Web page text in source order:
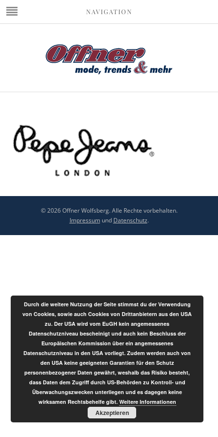
NAVIGATION
© 2026 Offner Wolfsberg. Alle Rechte vorbehalten.
Impressumund Datenschutz.
Durch die weitere Nutzung der Seite stimmst du der Verwendung
von Cookies, sowie auch Cookies von Drittanbietern aus den USA
zu. Der USA wird vom EuGH kein angemessenes
Datenschutzniveau bescheinigt und auch kein Beschluss der
Europäischen Kommission über ein angemessenes
Datenschutzniveau in den USA vorliegt. Zudem werden auch von
den USA keine geeigneten Garantien für den Schutz
personenbezogener Daten gewährt, weshalb das Risiko besteht,
dass Daten dem Zugriff durch US-Behörden zu Kontroll- und
Überwachungszwecken unterliegen und es dagegen keine
wirksamen Rechtsbehelfe gibt. Weitere Informationen
Akzeptieren